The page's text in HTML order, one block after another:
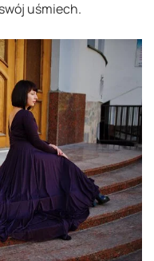
uśmiech.